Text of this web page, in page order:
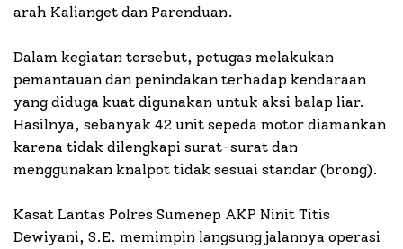
arah Kalianget dan Parenduan.
Dalam kegiatan tersebut, petugas melakukan
pemantauan dan penindakan terhadap kendaraan
yang diduga kuat digunakan untuk aksi balap liar.
Hasilnya, sebanyak 42 unit sepeda motor diamankan
karena tidak dilengkapi surat-surat dan
menggunakan knalpot tidak sesuai standar (brong).
Kasat Lantas Polres Sumenep AKP Ninit Titis
Dewiyani, S.E. memimpin langsung jalannya operasi